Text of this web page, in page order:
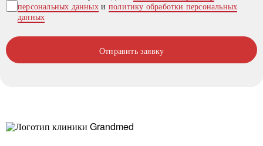
персональных данныхиполитику обработки персональных
данных
Отправить заявку